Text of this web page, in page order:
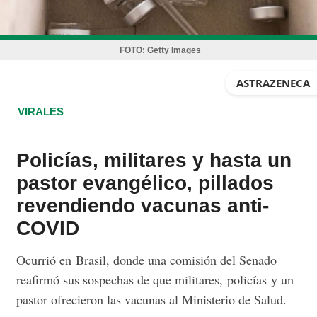
FOTO: Getty Images
ASTRAZENECA
VIRALES
Policías, militares y hasta un
pastor evangélico, pillados
revendiendo vacunas anti-
COVID
Ocurrió en Brasil, donde una comisión del Senado
reafirmó sus sospechas de que militares, policías y un
pastor ofrecieron las vacunas al Ministerio de Salud.